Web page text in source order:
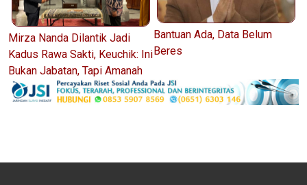
Mirza Nanda Dilantik Jadi
Kadus Rawa Sakti, Keuchik: Ini
Bukan Jabatan, Tapi Amanah
Bantuan Ada, Data Belum
Beres